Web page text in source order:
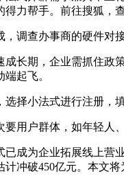
力帮手。前往搜狐，查
查办事商的硬件对接
期，企业需抓住政策
起飞。
小法式进行注册，填
户群体，如年轻人、
为企业拓展线上营业
冲破450亿元。本文